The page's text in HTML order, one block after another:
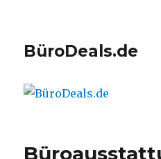
BüroDeals.de